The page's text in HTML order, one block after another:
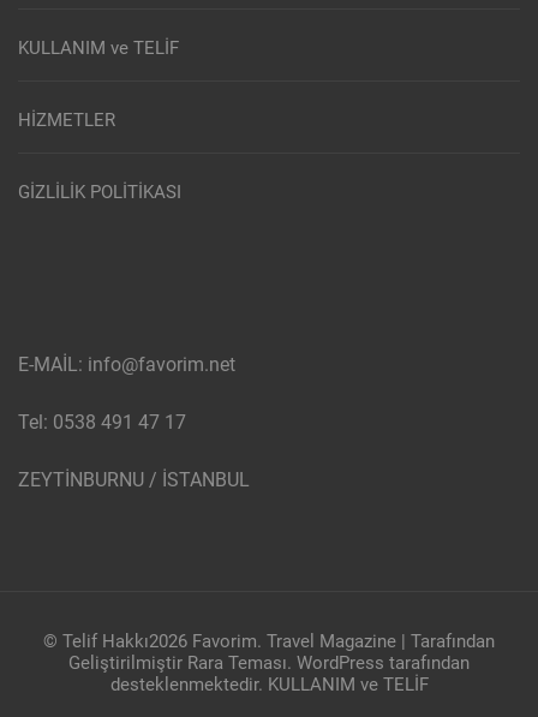
KULLANIM ve TELİF
HİZMETLER
GİZLİLİK POLİTİKASI
E-MAİL: info@favorim.net
Tel: 0538 491 47 17
ZEYTİNBURNU / İSTANBUL
© Telif Hakkı2026 Favorim. Travel Magazine | Tarafından
Geliştirilmiştir Rara Teması. WordPress tarafından
desteklenmektedir. KULLANIM ve TELİF